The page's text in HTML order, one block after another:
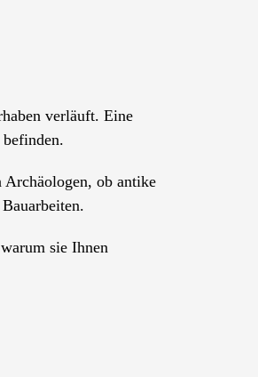
verläuft. Eine
Archäologen, ob antike
sie Ihnen